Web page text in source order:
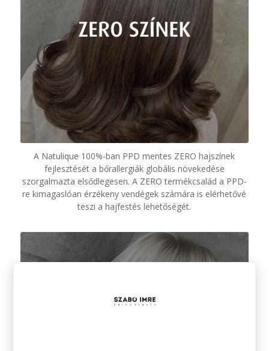
A Natulique 100%-ban PPD mentes ZERO hajszínek
fejlesztését a bőrallergiák globális növekedése
szorgalmazta elsődlegesen. A ZERO termékcsalád a PPD-
re kimagaslóan érzékeny vendégek számára is elérhetővé
teszi a hajfestés lehetőségét.